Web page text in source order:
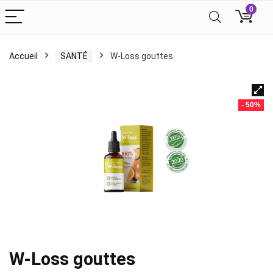
0
Accueil SANTÉ W-Loss gouttes
- 50%
W-Loss gouttes